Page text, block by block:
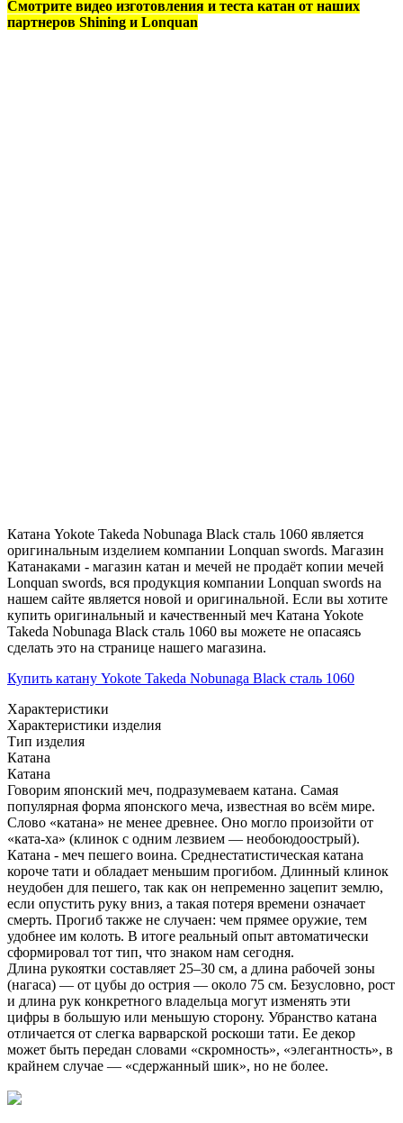
Смотрите видео изготовления и теста катан от наших
партнеров Shining и Lonquan
Катана Yokote Takeda Nobunaga Black сталь 1060 является
оригинальным изделием компании Lonquan swords. Магазин
Катанаками - магазин катан и мечей не продаёт копии мечей
Lonquan swords, вся продукция компании Lonquan swords на
нашем сайте является новой и оригинальной. Если вы хотите
купить оригинальный и качественный меч Катана Yokote
Takeda Nobunaga Black сталь 1060 вы можете не опасаясь
сделать это на странице нашего магазина.
Купить катану Yokote Takeda Nobunaga Black сталь 1060
Характеристики
Характеристики изделия
Тип изделия
Катана
Катана
Говорим японский меч, подразумеваем катана. Самая
популярная форма японского меча, известная во всём мире.
Слово «катана» не менее древнее. Оно могло произойти от
«ката-ха» (клинок с одним лезвием — необоюдоострый).
Катана - меч пешего воина. Среднестатистическая катана
короче тати и обладает меньшим прогибом. Длинный клинок
неудобен для пешего, так как он непременно зацепит землю,
если опустить руку вниз, а такая потеря времени означает
смерть. Прогиб также не случаен: чем прямее оружие, тем
удобнее им колоть. В итоге реальный опыт автоматически
сформировал тот тип, что знаком нам сегодня.
Длина рукоятки составляет 25–30 см, а длина рабочей зоны
(нагаса) — от цубы до острия — около 75 см. Безусловно, рост
и длина рук конкретного владельца могут изменять эти
цифры в большую или меньшую сторону. Убранство катана
отличается от слегка варварской роскоши тати. Ее декор
может быть передан словами «скромность», «элегантность», в
крайнем случае — «сдержанный шик», но не более.